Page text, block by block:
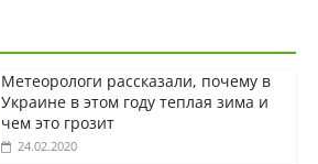
Метеорологи рассказали, почему в
Украине в этом году теплая зима и
чем это грозит
24.02.2020